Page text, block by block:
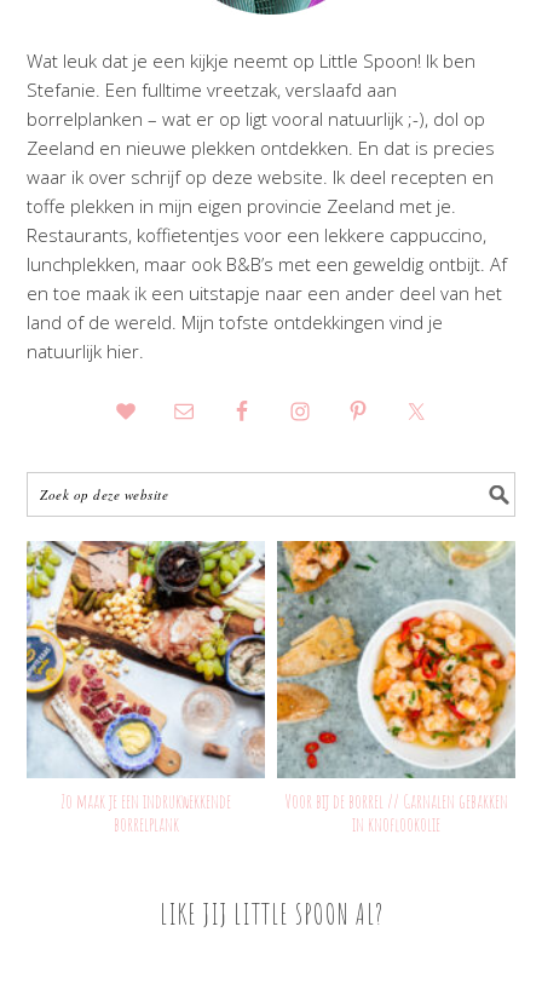
Wat leuk dat je een kijkje neemt op Little Spoon! Ik ben
Stefanie. Een fulltime vreetzak, verslaafd aan
borrelplanken – wat er op ligt vooral natuurlijk ;-), dol op
Zeeland en nieuwe plekken ontdekken. En dat is precies
waar ik over schrijf op deze website. Ik deel recepten en
toffe plekken in mijn eigen provincie Zeeland met je.
Restaurants, koffietentjes voor een lekkere cappuccino,
lunchplekken, maar ook B&B’s met een geweldig ontbijt. Af
en toe maak ik een uitstapje naar een ander deel van het
land of de wereld. Mijn tofste ontdekkingen vind je
natuurlijk hier.
Zo maak je een indrukwekkende
borrelplank
Voor bij de borrel // Garnalen gebakken
in knoflookolie
LIKE JIJ LITTLE SPOON AL?